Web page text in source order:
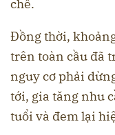
chế.
Đồng thời,
trên toàn cầu đã
nguy cơ phải
tới, gia tăng nhu
tuổi và đem lại